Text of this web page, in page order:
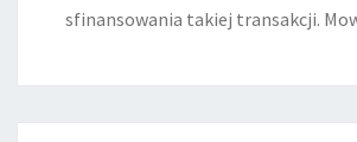
sfinansowania takiej transakcji.